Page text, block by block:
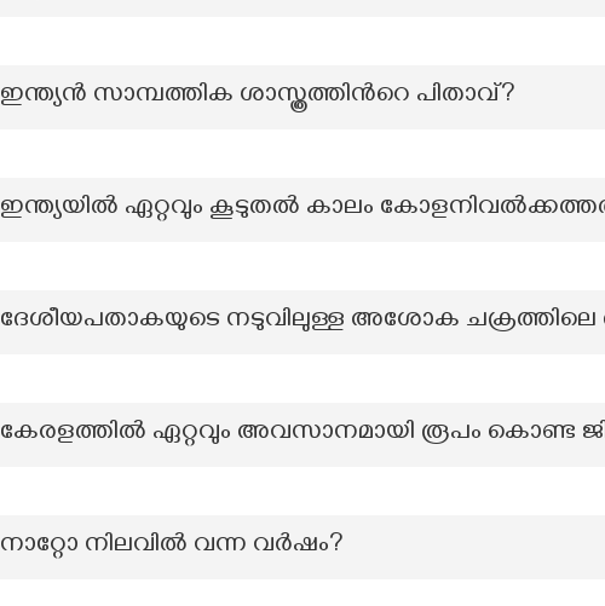
ഇന്ത്യൻ സാമ്പത്തിക ശാസ്ത്രത്തിന്‍റെ പിതാവ്?
ഇന്ത്യയിൽ ഏറ്റവും കൂടുതൽ കാലം
ദേശീയപതാകയുടെ നടുവിലുള്ള അശോക
കേരളത്തിൽ ഏറ്റവും അവസാനമായി രൂപം കൊണ്ട
നാറ്റോ നിലവിൽ വന്ന വർഷം?